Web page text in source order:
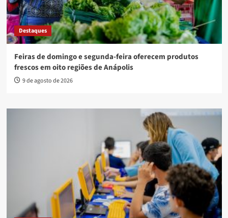
Destaques
Feiras de domingo e segunda-feira oferecem produtos
frescos em oito regiões de Anápolis
9 de agosto de 2026